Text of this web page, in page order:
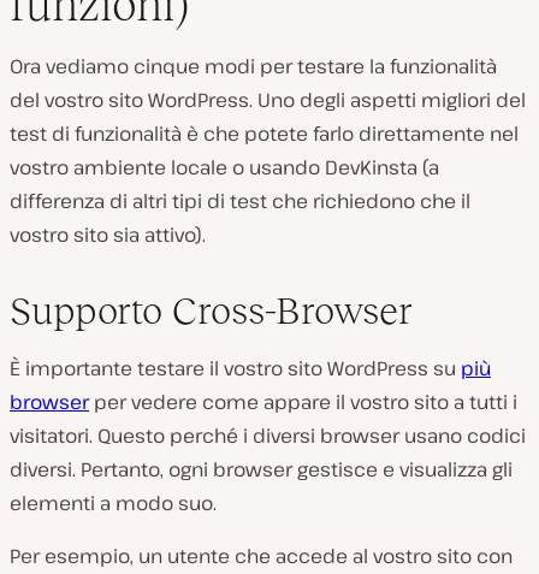
Ora vediamo cinque modi per testare la funzionalità
del vostro sito WordPress. Uno degli aspetti migliori del
test di funzionalità è che potete farlo direttamente nel
vostro ambiente locale o usando DevKinsta (a
differenza di altri tipi di test che richiedono che il
vostro sito sia attivo).
Supporto Cross-Browser
È importante testare il vostro sito WordPress su più
browserper vedere come appare il vostro sito a tutti i
visitatori. Questo perché i diversi browser usano codici
diversi. Pertanto, ogni browser gestisce e visualizza gli
elementi a modo suo.
Per esempio, un utente che accede al vostro sito con